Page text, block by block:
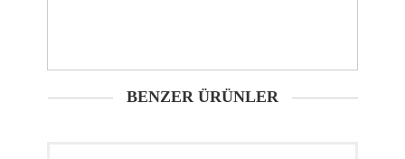
BENZER ÜRÜNLER